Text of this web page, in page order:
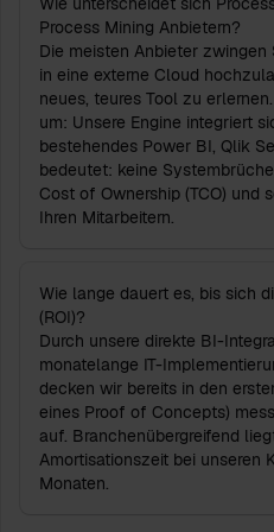
Process Mining Anbietern?
Die meisten Anbieter zwingen
in eine externe Cloud
neues, teures Tool zu
um: Unsere Engine integriert
bestehendes Power BI, Qlik
bedeutet: keine
Cost of Ownership (TCO) und
Ihren Mitarbeitern.
Wie lange dauert es, bis sich
(ROI)?
Durch unsere direkte BI-
monatelange IT-
decken wir bereits in den
eines Proof of Concepts)
auf. Branchenübergreifend
Amortisationszeit bei unseren
Monaten.